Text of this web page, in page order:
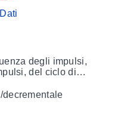
degli impulsi,
del ciclo di